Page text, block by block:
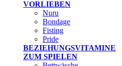
VORLIEBEN
Nuru
Bondage
Fisting
Pride
BEZIEHUNGSVITAMINE
ZUM SPIELEN